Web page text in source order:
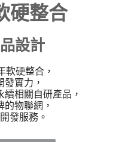
硬整合
設計
軟硬整合，
發實力，
相關自研產品，
的物聯網，
發服務。